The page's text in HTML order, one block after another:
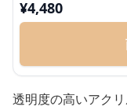
¥4,480
透明度の高いアク